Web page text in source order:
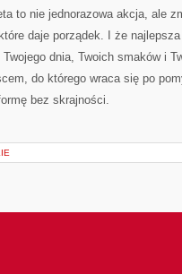
to nie jednorazowa akcja, ale
daje porządek. I że
dnia, Twoich smaków i
do którego wraca się po
bez skrajności.